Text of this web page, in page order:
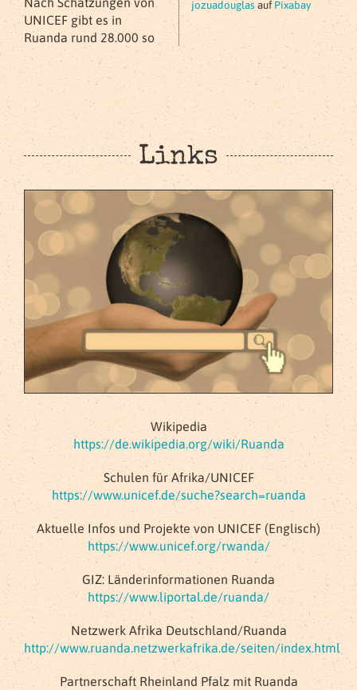
UNICEF gibt es in
Ruanda rund 28.000 so
jozuadouglas auf Pixabay
Links
Wikipedia
https://de.wikipedia.org/wiki/Ruanda
Schulen für Afrika/UNICEF
https://www.unicef.de/suche?search=ruanda
Aktuelle Infos und Projekte von UNICEF (Englisch)
https://www.unicef.org/rwanda/
GIZ: Länderinformationen Ruanda
https://www.liportal.de/ruanda/
Netzwerk Afrika Deutschland/Ruanda
http://www.ruanda.netzwerkafrika.de/seiten/index.html
Partnerschaft Rheinland Pfalz mit Ruanda